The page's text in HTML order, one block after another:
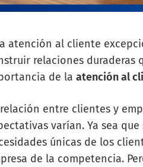
atención al cliente
relaciones duraderas
de la atención al
entre clientes y
varían. Ya sea
únicas de los
de la competencia.